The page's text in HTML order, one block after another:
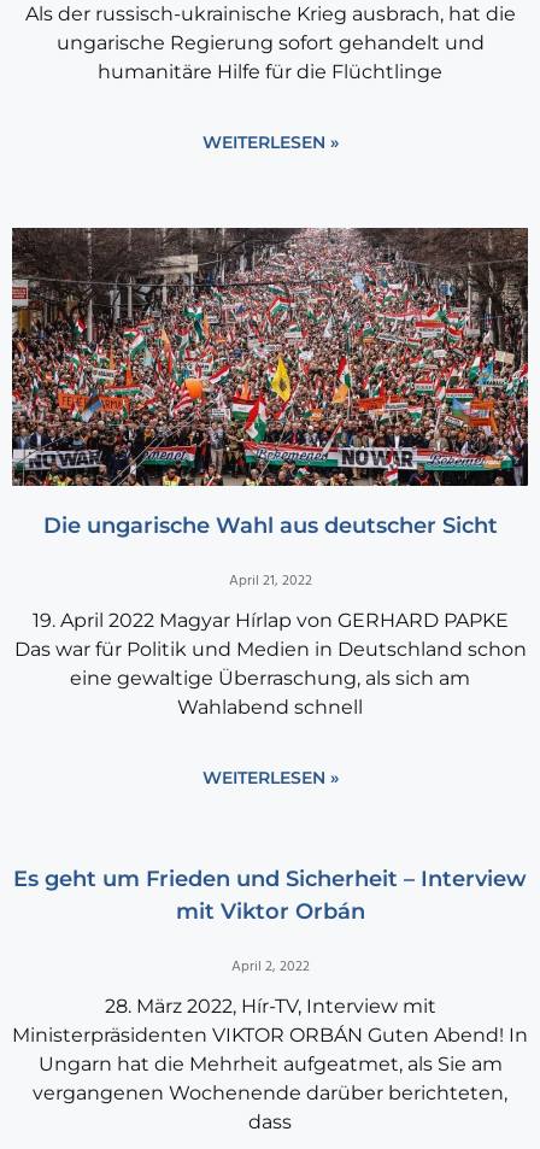
Als der russisch-ukrainische Krieg ausbrach, hat die
ungarische Regierung sofort gehandelt und
humanitäre Hilfe für die Flüchtlinge
WEITERLESEN »
Die ungarische Wahl aus deutscher Sicht
April 21, 2022
19. April 2022 Magyar Hírlap von GERHARD PAPKE
Das war für Politik und Medien in Deutschland schon
eine gewaltige Überraschung, als sich am
Wahlabend schnell
WEITERLESEN »
Es geht um Frieden und Sicherheit – Interview
mit Viktor Orbán
April 2, 2022
28. März 2022, Hír-TV, Interview mit
Ministerpräsidenten VIKTOR ORBÁN Guten Abend! In
Ungarn hat die Mehrheit aufgeatmet, als Sie am
vergangenen Wochenende darüber berichteten,
dass